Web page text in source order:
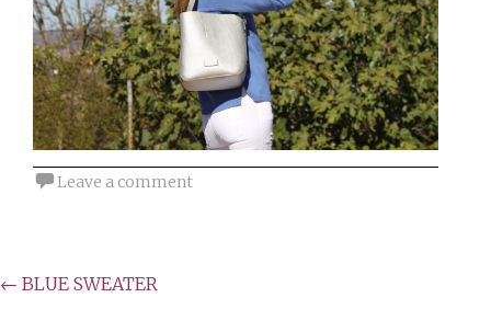
Leave a comment
Post
← BLUE SWEATER